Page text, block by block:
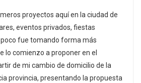
proyectos aquí en la ciudad de
eventos privados, fiestas
fue tomando forma más
lo comienzo a proponer en el
de mi cambio de domicilio de la
provincia, presentando la propuesta